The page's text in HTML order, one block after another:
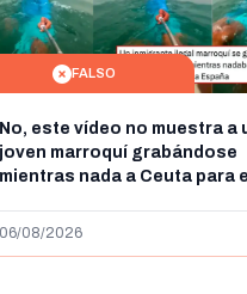
FALSO
No, este vídeo no muestra a
joven marroquí grabándose
mientras nada a Ceuta para
más de 450km de Ceuta y el
06/08/2026